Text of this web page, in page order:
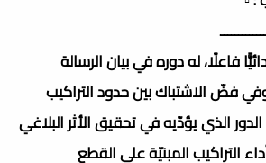
فاعلًا، له دوره في بيان الرسالة
فضّ الاشتباك بين حدود التراكيب
الذي يؤدّيه في تحقيق الأثر البلاغي
التراكيب المبنيّة على القطع